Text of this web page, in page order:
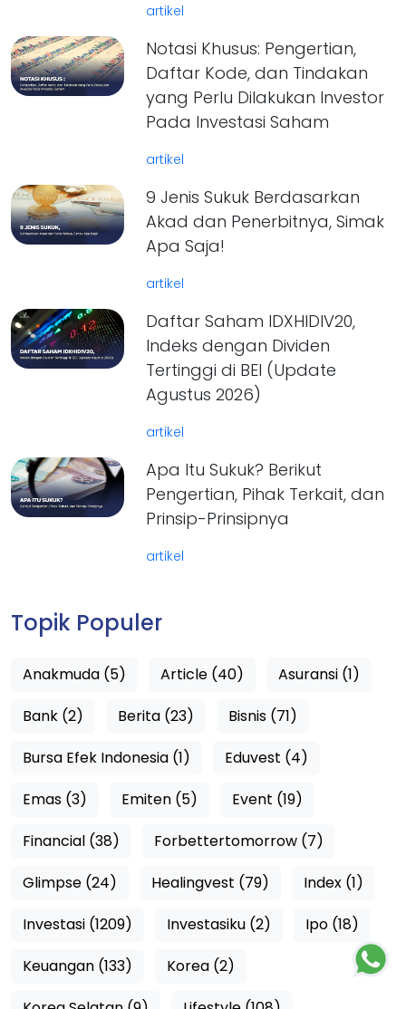
artikel
Notasi Khusus: Pengertian,
Daftar Kode, dan Tindakan
yang Perlu Dilakukan Investor
Pada Investasi Saham
artikel
9 Jenis Sukuk Berdasarkan
Akad dan Penerbitnya, Simak
Apa Saja!
artikel
Daftar Saham IDXHIDIV20,
Indeks dengan Dividen
Tertinggi di BEI (Update
Agustus 2026)
artikel
Apa Itu Sukuk? Berikut
Pengertian, Pihak Terkait, dan
Prinsip-Prinsipnya
artikel
Topik Populer
Anakmuda (5) Article (40)
Asuransi (1)
Bank (2)
Berita (23)
Bisnis (71)
Bursa Efek Indonesia (1)
Eduvest (4)
Emas (3)
Emiten (5)
Event (19)
Financial (38)
Forbettertomorrow (7)
Glimpse (24)
Healingvest (79)
Index (1)
Investasi (1209)
Investasiku (2)
Ipo (18)
Keuangan (133)
Korea (2)